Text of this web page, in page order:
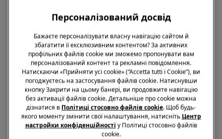
Футболки: 3 x 899 ₴
Базова Дитяча Футболка
Унісекс із Круглим Вирізом
зі 100% Бавовни
339,00 грн.
Футболки: 3 x 899 ₴
8 Кольори
Базова Дитяча Футболка
Унісекс із Круглим Вирізом
зі 100% Бавовни
339,00 грн.
Товари 4 з 4
1
Персоналізований досвід
Бажаєте персоналізувати власну навігацію сайтом й
збагатити її ексклюзивним контентом? За активних
профільних файлів cookie ми зможемо пропонувати вам
персоналізований контент та рекламні повідомлення.
Натискаючи «Прийняти усі cookie» (“Accetta tutti i Cookie”), ви
погоджуєтесь на застосування файлів cookie. Натиснувши
кнопку Закрити на цьому банері, ви продовжите навігацію
без активації файлів cookie. Детальніше про cookie можна
дізнатися в Політиці стосовно файлів cookie. Щоб будь-
якого моменту змінити свої налаштування, натисніть Центр
настройки конфіденційності у Політиці стосовно файлів
cookie.